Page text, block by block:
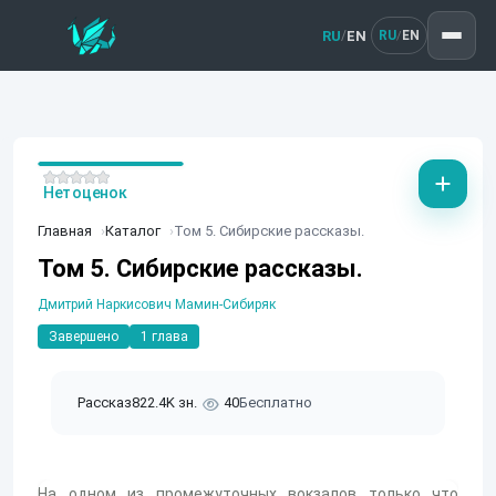
RU/EN RU/ EN
Главная Каталог Том 5. Сибирские рассказы.
Том 5. Сибирские рассказы.
Дмитрий Наркисович Мамин-Сибиряк
Завершено 1 глава
Рассказ822.4K зн. 40Бесплатно
Нет оценок